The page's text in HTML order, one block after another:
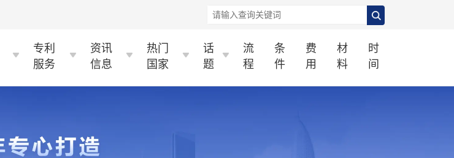
专利
服务
资讯
信息
热门
国家
话
题
流
程
条
件
费
用
材
料
时
间